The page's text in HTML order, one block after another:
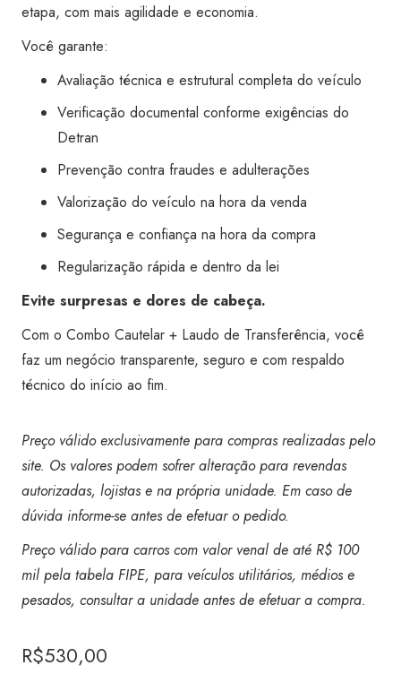
etapa, com mais agilidade e economia.
Você garante:
Avaliação técnica e estrutural completa do veículo
Verificação documental conforme exigências do
Detran
Prevenção contra fraudes e adulterações
Valorização do veículo na hora da venda
Segurança e confiança na hora da compra
Regularização rápida e dentro da lei
Evite surpresas e dores de cabeça.
Com o Combo Cautelar + Laudo de Transferência, você
faz um negócio transparente, seguro e com respaldo
técnico do início ao fim.
Preço válido exclusivamente para compras realizadas pelo
site. Os valores podem sofrer alteração para revendas
autorizadas, lojistas e na própria unidade. Em caso de
dúvida informe-se antes de efetuar o pedido.
Preço válido para carros com valor venal de até R$ 100
mil pela tabela FIPE, para veículos utilitários, médios e
pesados, consultar a unidade antes de efetuar a compra.
R$530,00